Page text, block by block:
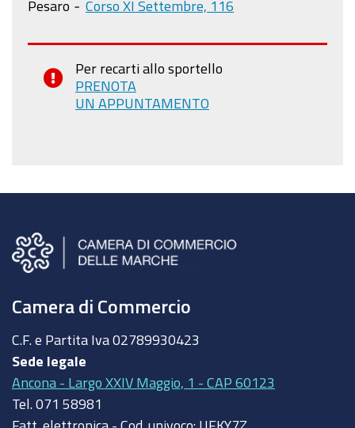
Pesaro - Corso XI Settembre, 116
Per recarti allo sportello
PRENOTA
UN APPUNTAMENTO
Camera di Commercio
C.F. e Partita Iva 02789930423
Sede legale
Ancona - Largo XXIV Maggio, 1 - CAP 60123
Tel. 071 58981
Fatt. elettronica - Cod. univoco: UFKY7Z